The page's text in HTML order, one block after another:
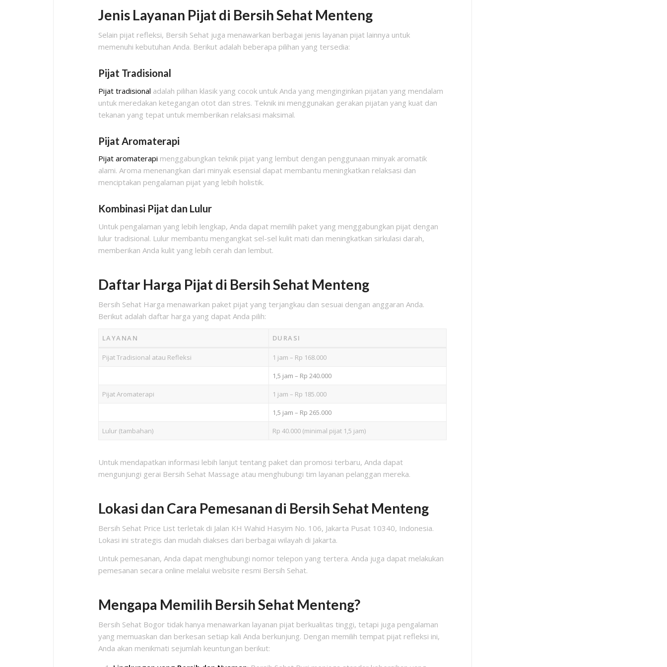
Jenis Layanan Pijat di Bersih Sehat Menteng
Selain pijat refleksi, Bersih Sehat juga menawarkan berbagai jenis layanan pijat lainnya untuk
memenuhi kebutuhan Anda. Berikut adalah beberapa pilihan yang tersedia:
Pijat Tradisional
Pijat tradisional adalah pilihan klasik yang cocok untuk Anda yang menginginkan pijatan yang mendalam
untuk meredakan ketegangan otot dan stres. Teknik ini menggunakan gerakan pijatan yang kuat dan
tekanan yang tepat untuk memberikan relaksasi maksimal.
Pijat Aromaterapi
Pijat aromaterapi menggabungkan teknik pijat yang lembut dengan penggunaan minyak aromatik
alami. Aroma menenangkan dari minyak esensial dapat membantu meningkatkan relaksasi dan
menciptakan pengalaman pijat yang lebih holistik.
Kombinasi Pijat dan Lulur
Untuk pengalaman yang lebih lengkap, Anda dapat memilih paket yang menggabungkan pijat dengan
lulur tradisional. Lulur membantu mengangkat sel-sel kulit mati dan meningkatkan sirkulasi darah,
memberikan Anda kulit yang lebih cerah dan lembut.
Daftar Harga Pijat di Bersih Sehat Menteng
Bersih Sehat Harga menawarkan paket pijat yang terjangkau dan sesuai dengan anggaran Anda.
Berikut adalah daftar harga yang dapat Anda pilih:
LAYANAN DURASI
Pijat Tradisional atau Refleksi 1 jam – Rp 168.000
1,5 jam – Rp 240.000
Pijat Aromaterapi 1 jam – Rp 185.000
1,5 jam – Rp 265.000
Lulur (tambahan) Rp 40.000 (minimal pijat 1,5 jam)
Untuk mendapatkan informasi lebih lanjut tentang paket dan promosi terbaru, Anda dapat
mengunjungi gerai Bersih Sehat Massage atau menghubungi tim layanan pelanggan mereka.
Lokasi dan Cara Pemesanan di Bersih Sehat Menteng
Bersih Sehat Price List terletak di Jalan KH Wahid Hasyim No. 106, Jakarta Pusat 10340, Indonesia.
Lokasi ini strategis dan mudah diakses dari berbagai wilayah di Jakarta.
Untuk pemesanan, Anda dapat menghubungi nomor telepon yang tertera. Anda juga dapat melakukan
pemesanan secara online melalui website resmi Bersih Sehat.
Mengapa Memilih Bersih Sehat Menteng?
Bersih Sehat Bogor tidak hanya menawarkan layanan pijat berkualitas tinggi, tetapi juga pengalaman
yang memuaskan dan berkesan setiap kali Anda berkunjung. Dengan memilih tempat pijat refleksi ini,
Anda akan menikmati sejumlah keuntungan berikut: